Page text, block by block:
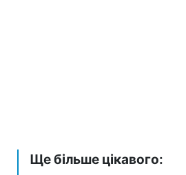
Ще більше цікавого: